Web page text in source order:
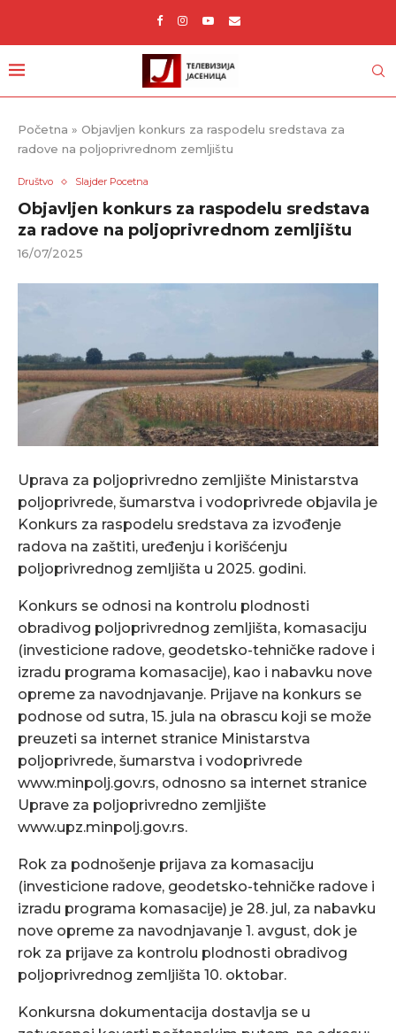
Početna » Objavljen konkurs za raspodelu sredstava za
radove na poljoprivrednom zemljištu
Društvo Slajder Pocetna
Objavljen konkurs za raspodelu sredstava
za radove na poljoprivrednom zemljištu
16/07/2025
Uprava za poljoprivredno zemljište Ministarstva
poljoprivrede, šumarstva i vodoprivrede objavila je
Konkurs za raspodelu sredstava za izvođenje
radova na zaštiti, uređenju i korišćenju
poljoprivrednog zemljišta u 2025. godini.
Konkurs se odnosi na kontrolu plodnosti
obradivog poljoprivrednog zemljišta, komasaciju
(investicione radove, geodetsko-tehničke radove i
izradu programa komasacije), kao i nabavku nove
opreme za navodnjavanje. Prijave na konkurs se
podnose od sutra, 15. jula na obrascu koji se može
preuzeti sa internet stranice Ministarstva
poljoprivrede, šumarstva i vodoprivrede
www.minpolj.gov.rs, odnosno sa internet stranice
Uprave za poljoprivredno zemljište
www.upz.minpolj.gov.rs.
Rok za podnošenje prijava za komasaciju
(investicione radove, geodetsko-tehničke radove i
izradu programa komasacije) je 28. jul, za nabavku
nove opreme za navodnjavanje 1. avgust, dok je
rok za prijave za kontrolu plodnosti obradivog
poljoprivrednog zemljišta 10. oktobar.
Konkursna dokumentacija dostavlja se u